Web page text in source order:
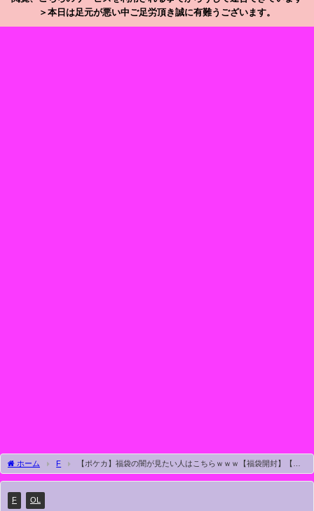
＞本日は足元が悪い中ご足労頂き誠に有難うございます。
ホーム F
【ポケカ】福袋の闇が見たい人はこちらｗｗｗ【福袋開封】【は
んじょう/とりっぴぃ/愛の戦士/なな湖】
F OL